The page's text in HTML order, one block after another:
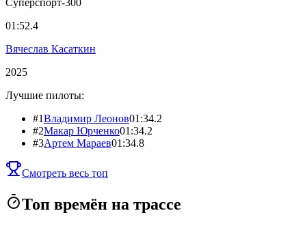
Суперспорт-300
01:52.4
Вячеслав Касаткин
2025
Лучшие пилоты:
#1Владимир Леонов01:34.2
#2Макар Юрченко01:34.2
#3Артем Мараев01:34.8
Смотреть весь топ
Топ времён на трассе